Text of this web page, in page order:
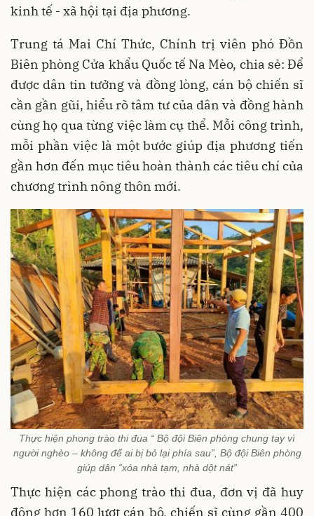
kinh tế - xã hội tại địa phương.
Trung tá Mai Chí Thức, Chính trị viên phó Đồn
Biên phòng Cửa khẩu Quốc tế Na Mèo, chia sẻ: Để
được dân tin tưởng và đồng lòng, cán bộ chiến sĩ
cần gần gũi, hiểu rõ tâm tư của dân và đồng hành
cùng họ qua từng việc làm cụ thể. Mỗi công trình,
mỗi phần việc là một bước giúp địa phương tiến
gần hơn đến mục tiêu hoàn thành các tiêu chí của
chương trình nông thôn mới.
Thực hiện phong trào thi đua “ Bộ đội Biên phòng chung tay vì
người nghèo – không để ai bị bỏ lại phía sau”, Bộ đội Biên phòng
giúp dân “xóa nhà tạm, nhà dột nát”
Thực hiện các phong trào thi đua, đơn vị đã huy
động hơn 160 lượt cán bộ, chiến sĩ cùng gần 400